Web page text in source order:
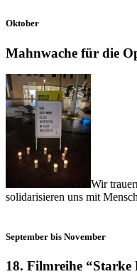
Oktober
Mahnwache für die
Wir
solidarisieren uns mit
September bis November
18. Filmreihe “Starke